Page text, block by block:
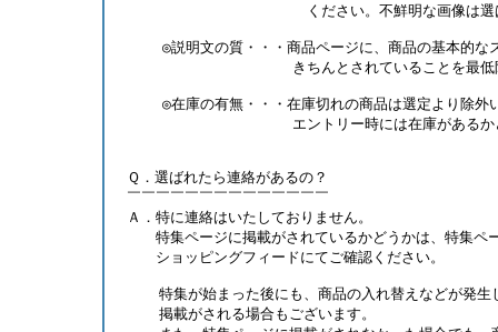
ください。不鮮明な画像は選ばれ
◎説明文の質・・・商品ページに、商品の基本的な
きちんとされていることを最低限の
◎在庫の有無・・・在庫切れの商品は選定より除外
エントリー時には在庫があるかどうか
Ｑ．選ばれたら連絡があるの？
￣￣￣￣￣￣￣￣￣￣￣￣￣￣
Ａ．特に連絡はいたしておりません。
特集ページに掲載がされているかどうかは、特集ペ
ショッピングフィードにてご確認ください。
特集が始まった後にも、商品の入れ替えなどが発生
掲載がされる場合もございます。